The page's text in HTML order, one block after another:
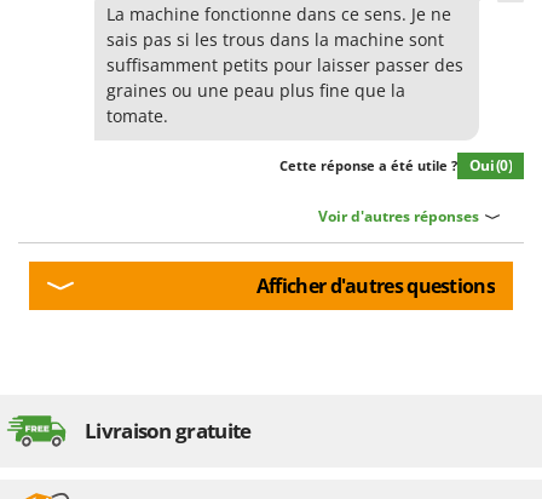
La machine fonctionne dans ce sens. Je ne
sais pas si les trous dans la machine sont
suffisamment petits pour laisser passer des
graines ou une peau plus fine que la
tomate.
Cette réponse a été utile ? Oui(0)
Voir d'autres réponses
Afficher d'autres questions
Livraison gratuite